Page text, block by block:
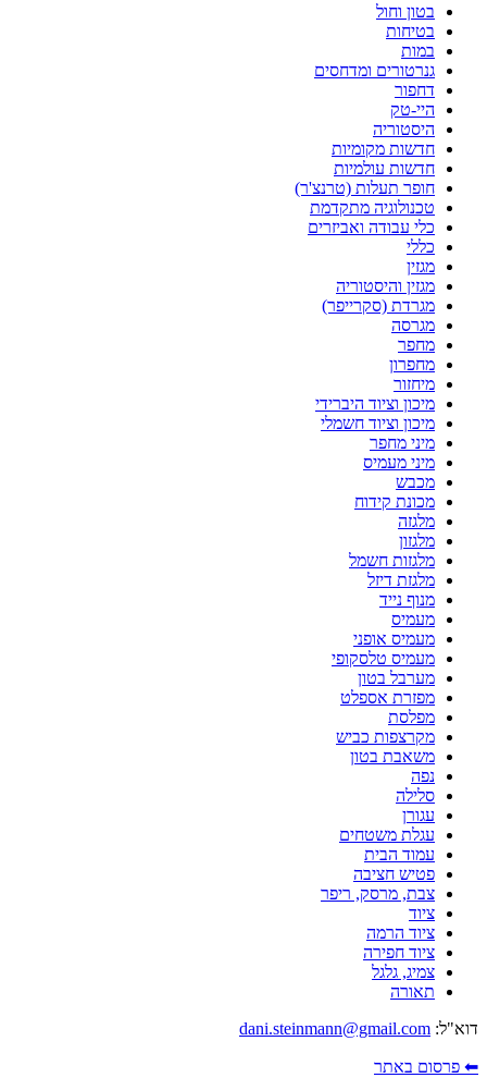
בטון וחול
בטיחות
במות
גנרטורים ומדחסים
דחפור
היי-טק
היסטוריה
חדשות מקומיות
חדשות עולמיות
חופר תעלות (טרנצ'ר)
טכנולוגיה מתקדמת
כלי עבודה ואביזרים
כללי
מגזין
מגזין והיסטוריה
מגרדת (סקרייפר)
מגרסה
מחפר
מחפרון
מיחזור
מיכון וציוד היברידי
מיכון וציוד חשמלי
מיני מחפר
מיני מעמיס
מכבש
מכונת קידוח
מלגזה
מלגזון
מלגזות חשמל
מלגזת דיזל
מנוף נייד
מעמיס
מעמיס אופני
מעמיס טלסקופי
מערבל בטון
מפזרת אספלט
מפלסת
מקרצפות כביש
משאבת בטון
נפה
סלילה
עגורן
עגלת משטחים
עמוד הבית
פטיש חציבה
צבת, מרסק, ריפר
ציוד
ציוד הרמה
ציוד חפירה
צמיג, גלגל
תאורה
דוא"ל: dani.steinmann@gmail.com
⬅ פרסום באתר